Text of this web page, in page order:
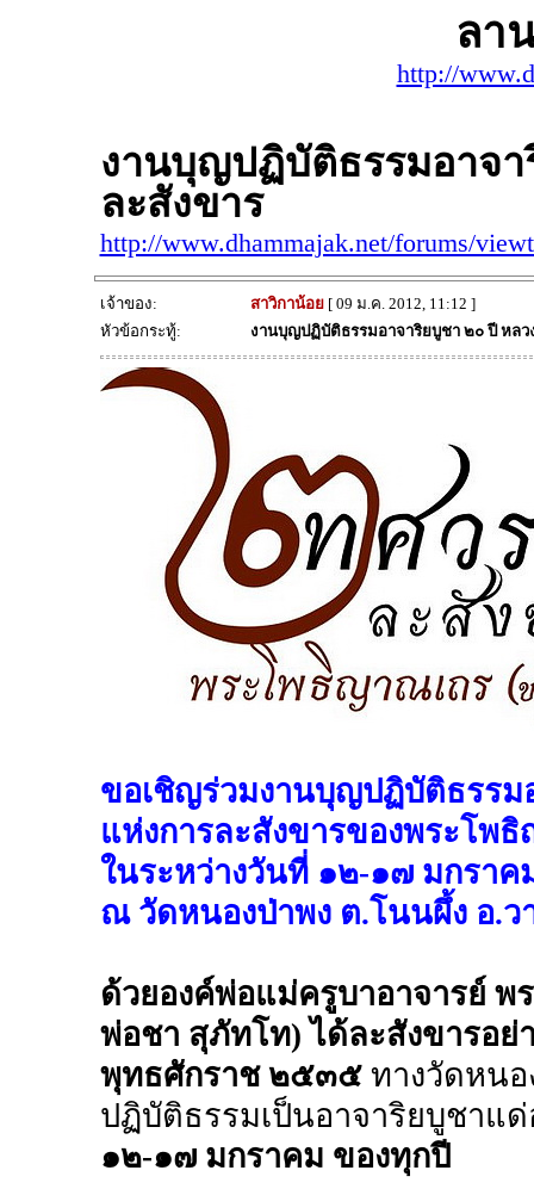
ลา
http://
งานบุญปฏิบัติธรรมอาจ
ละสังขาร
http://www.dhammajak.net/forums/
เจ้าของ: สาวิกาน้อย[ 09 ม.ค. 2012, 11:12 ]
หัวข้อกระทู้:
งานบุญปฏิบัติธรรมอาจาริยบูชา ๒๐ ปี หลว
ขอเชิญร่วมงานบุญปฏิบัติธรรม
แห่งการละสังขารของพระโพ
ในระหว่างวันที่ ๑๒-๑๗ มกรา
ณ วัดหนองป่าพง ต.โนนผึ้ง อ.ว
ด้วยองค์พ่อแม่ครูบาอาจารย์
พ่อชา สุภัทโท) ได้ละสังขารอย่
พุทธศักราช ๒๕๓๕ทางวัดหนอ
ปฏิบัติธรรมเป็นอาจาริยบูชาแ
๑๒-๑๗ มกราคม ของทุกปี